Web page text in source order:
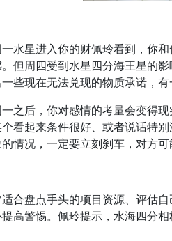
水星进入你的财佩玲看到，你
但周四受到水星四分海王星的
些现在无法兑现的物质承诺，
之后，你对感情的考量会变得
看起来条件很好、或者说话特
情况，一定要立刻刹车，对方
合盘点手头的项目资源、评估
高警惕。佩玲提示，水海四分